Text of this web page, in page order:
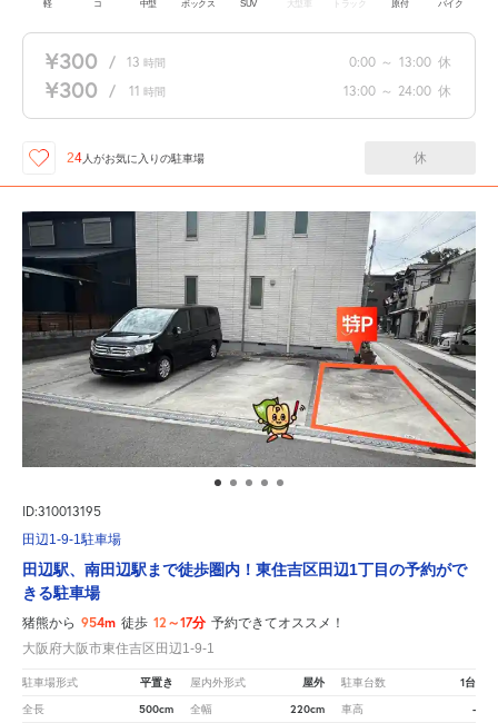
軽 コ 中型 ボックス SUV 大型車 トラック 原付 バイク
¥300 / 13 時間 0:00 ～ 13:00 休
¥300 / 11 時間 13:00 ～ 24:00 休
24人がお気に入りの駐車場 休
ID:310013195
田辺1-9-1駐車場
田辺駅、南田辺駅まで徒歩圏内！東住吉区田辺1丁目の予約がで
きる駐車場
猪熊から 954m 徒歩 12～17分 予約できてオススメ！
大阪府大阪市東住吉区田辺1-9-1
駐車場形式 平置き 屋内外形式 屋外 駐車台数 1台
全長 500cm 全幅 220cm 車高 -